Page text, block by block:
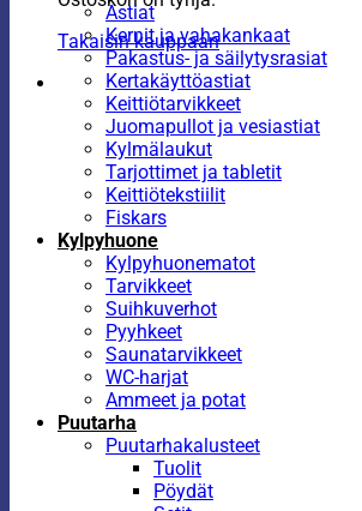
Takaisin kauppaan
Astiat
Kernit ja vahakankaat
Pakastus- ja säilytysrasiat
Kertakäyttöastiat
Keittiötarvikkeet
Juomapullot ja vesiastiat
Kylmälaukut
Tarjottimet ja tabletit
Keittiötekstiilit
Fiskars
Kylpyhuone
Kylpyhuonematot
Tarvikkeet
Suihkuverhot
Pyyhkeet
Saunatarvikkeet
WC-harjat
Ammeet ja potat
Puutarha
Puutarhakalusteet
Tuolit
Pöydät